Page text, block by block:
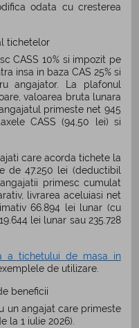
odata cu cresterea
tichetelor
CASS 10% si impozit pe
insa in baza CAS 25% si
angajator. La plafonul
valoarea bruta lunara
primeste net 945
CASS (94,50 lei) si
care acorda tichete la
de 47.250 lei (deductibil
primesc cumulat
livrarea aceluiasi net
66.894 lei lunar (cu
lei lunar sau 235.728
a tichetului de masa in
de utilizare.
beneficii
un angajat care primeste
la 1 iulie 2026).